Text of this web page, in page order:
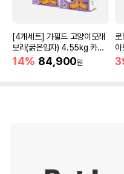
[4개세트] 가필드 고양이모래
보라(굵은입자) 4.55kg 카사
바모래
14% 84,900원